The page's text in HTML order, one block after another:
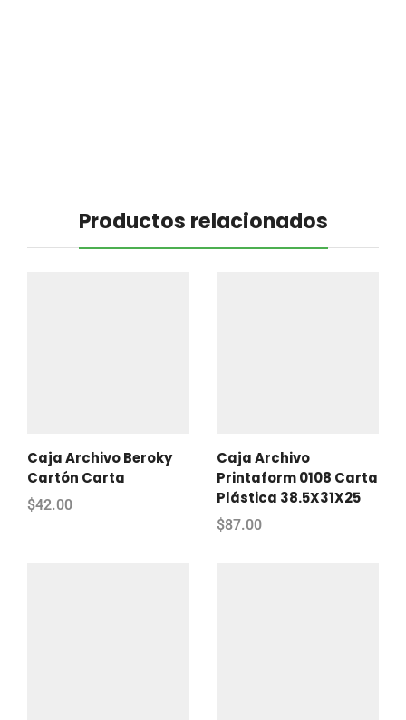
Productos relacionados
Caja Archivo Beroky
Cartón Carta
$42.00
Caja Archivo
Printaform 0108 Carta
Plástica 38.5X31X25
$87.00